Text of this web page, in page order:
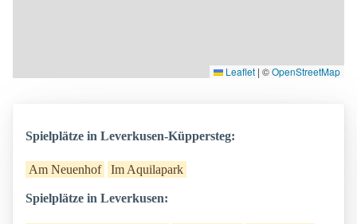
Leaflet | ©OpenStreetMap
Spielplätze in Leverkusen-Küppersteg:
Am Neuenhof Im Aquilapark
Spielplätze in Leverkusen: